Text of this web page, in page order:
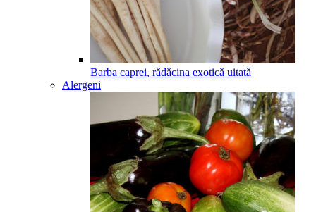
Barba caprei, rădăcina exotică uitată
Alergeni